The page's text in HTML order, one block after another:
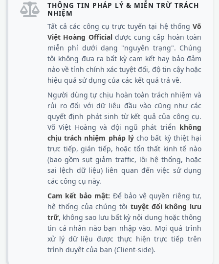
THÔNG TIN PHÁP LÝ & MIỄN TRỪ TRÁCH
NHIỆM
Tất cả các công cụ trực tuyến tại hệ thống Võ
Việt Hoàng Officialđược cung cấp hoàn toàn
miễn phí dưới dạng "nguyên trạng". Chúng
tôi không đưa ra bất kỳ cam kết hay bảo đảm
nào về tính chính xác tuyệt đối, độ tin cậy hoặc
hiệu quả sử dụng của các kết quả trả về.
Người dùng tự chịu hoàn toàn trách nhiệm và
rủi ro đối với dữ liệu đầu vào cũng như các
quyết định phát sinh từ kết quả của công cụ.
Võ Việt Hoàng và đội ngũ phát triển không
chịu trách nhiệm pháp lýcho bất kỳ thiệt hại
trực tiếp, gián tiếp, hoặc tổn thất kinh tế nào
(bao gồm sụt giảm traffic, lỗi hệ thống, hoặc
sai lệch dữ liệu) liên quan đến việc sử dụng
các công cụ này.
Cam kết bảo mật: Để bảo vệ quyền riêng tư,
hệ thống của chúng tôi tuyệt đối không lưu
trữ, không sao lưu bất kỳ nội dung hoặc thông
tin cá nhân nào bạn nhập vào. Mọi quá trình
xử lý dữ liệu được thực hiện trực tiếp trên
trình duyệt của bạn (Client-side).